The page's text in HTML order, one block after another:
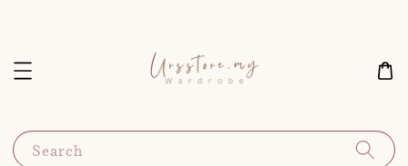
Search